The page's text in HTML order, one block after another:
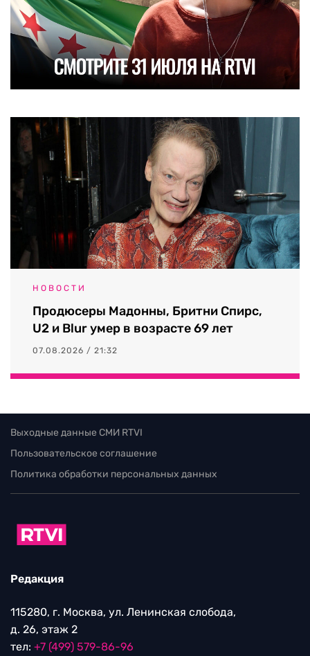
НОВОСТИ
Продюсеры Мадонны, Бритни Спирс,
U2 и Blur умер в возрасте 69 лет
07.08.2026 / 21:32
Выходные данные СМИ RTVI
Пользовательское соглашение
Политика обработки персональных данных
Редакция
115280, г. Москва, ул. Ленинская слобода,
д. 26, этаж 2
тел: +7 (499) 579-86-96